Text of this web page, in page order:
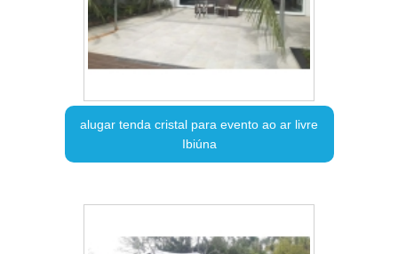
alugar tenda cristal para evento ao ar livre
Ibiúna